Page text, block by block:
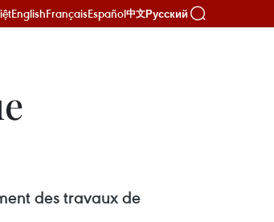
EnglishFrançaisEspañol中文Русский
des travaux de